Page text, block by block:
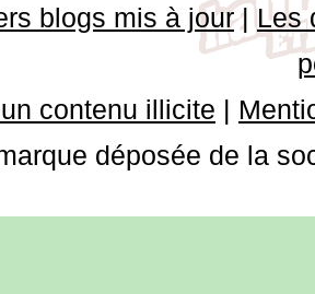
blogs mis à jour|Les
contenu illicite |
déposée de la